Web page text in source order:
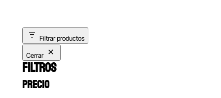
through
$640.00
Filtrar productos
Cerrar
FILTROS
PRECIO